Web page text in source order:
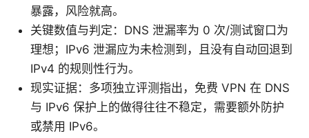
暴露，风险就高。
关键数值与判定：DNS 泄漏率为 0 次/测试窗口为
理想；IPv6 泄漏应为未检测到，且没有自动回退到
IPv4 的规则性行为。
现实证据：多项独立评测指出，免费 VPN 在 DNS
与 IPv6 保护上的做得往往不稳定，需要额外防护
或禁用 IPv6。